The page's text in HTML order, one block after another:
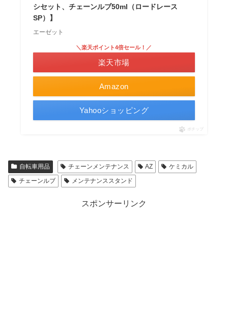
シセット、チェーンルブ50ml（ロードレース
SP）】
エーゼット
Amazon
＼楽天ポイント4倍セール！／
楽天市場
Yahooショッピング
ポチップ
自転車用品 チェーンメンテナンス AZ
ケミカル
チェーンルブ
メンテナンススタンド
スポンサーリンク